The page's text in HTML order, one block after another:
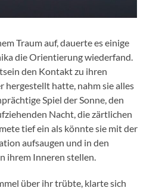
Traum auf, dauerte es einige
die Orientierung wiederfand.
den Kontakt zu ihren
hergestellt hatte, nahm sie alles
Spiel der Sonne, den
Nacht, die zärtlichen
tief ein als könnte sie mit der
aufsaugen und in den
ihrem Inneren stellen.
über ihr trübte, klarte sich